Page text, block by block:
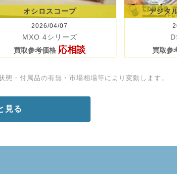
オシロスコープ
2026/04/07
MXO 4シリーズ
買取参考価格 応相談
デジタ
買取参
・付属品の有無・市場相場等により変動します。
見る